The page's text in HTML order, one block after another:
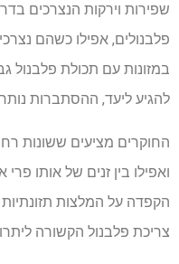
פלבנולים, אפילו כשהם
במזונות עם תכולת פלבנול
להגיע ליעד, ההסתברות נותרה
החוקרים מציעים ששונות
ואפילו בין זנים של אותו
הקפדה על המלצות תזונתיות
צריכת פלבנול הקשורה